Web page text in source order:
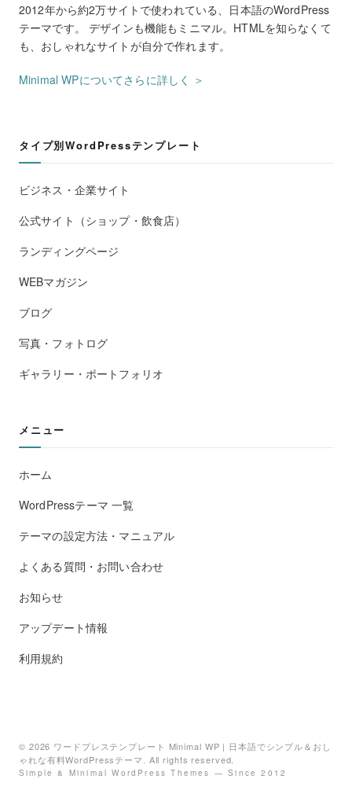
2012年から約2万サイトで使われている、日本語のWordPress
テーマです。 デザインも機能もミニマル。HTMLを知らなくて
も、おしゃれなサイトが自分で作れます。
Minimal WPについてさらに詳しく ＞
タイプ別WordPressテンプレート
ビジネス・企業サイト
公式サイト（ショップ・飲食店）
ランディングページ
WEBマガジン
ブログ
写真・フォトログ
ギャラリー・ポートフォリオ
メニュー
ホーム
WordPressテーマ 一覧
テーマの設定方法・マニュアル
よくある質問・お問い合わせ
お知らせ
アップデート情報
利用規約
© 2026 ワードプレステンプレート Minimal WP | 日本語でシンプル＆おし
ゃれな有料WordPressテーマ
. All rights reserved.
Simple & Minimal WordPress Themes — Since 2012